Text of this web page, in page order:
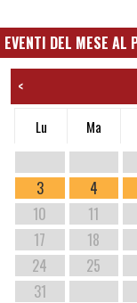
EVENTI DEL MESE AL
<
Lu Ma
3
4
10
11
17
18
24
25
31